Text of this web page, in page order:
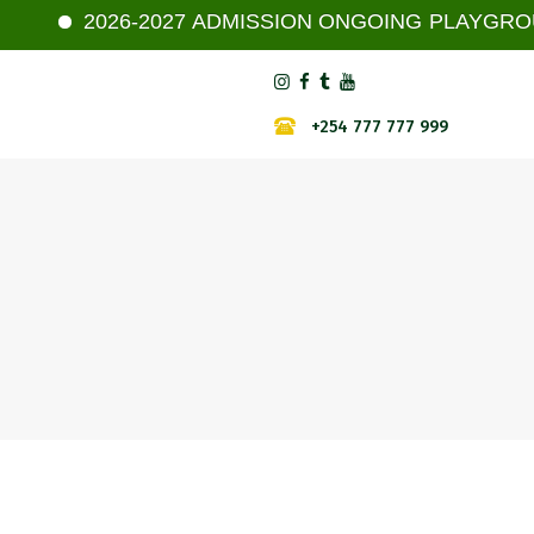
2026-2027 ADMISSION ONGOING
+254 777 777 999